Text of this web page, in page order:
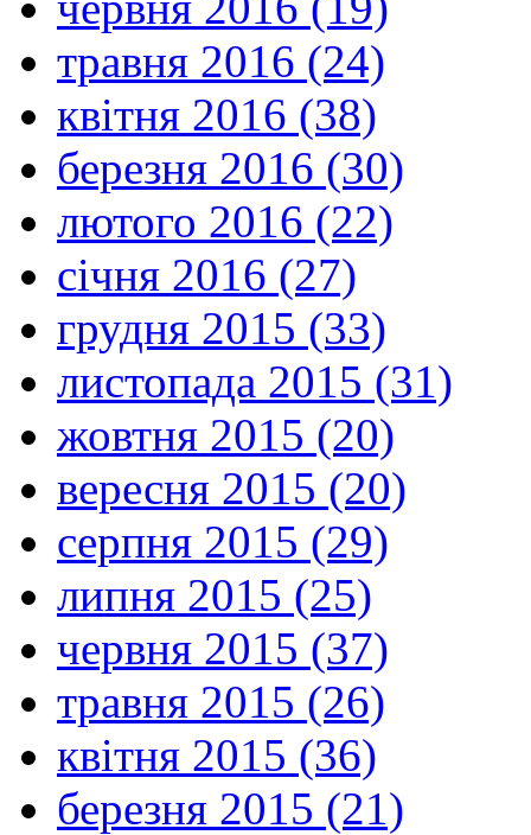
травня 2016 (24)
квітня 2016 (38)
березня 2016 (30)
лютого 2016 (22)
січня 2016 (27)
грудня 2015 (33)
листопада 2015 (31)
жовтня 2015 (20)
вересня 2015 (20)
серпня 2015 (29)
липня 2015 (25)
червня 2015 (37)
травня 2015 (26)
квітня 2015 (36)
березня 2015 (21)